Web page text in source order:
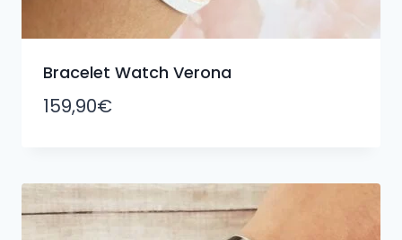
Bracelet Watch Verona
159,90€